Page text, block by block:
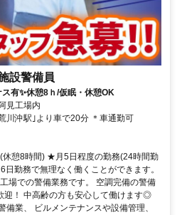
設警備員
有✨休憩8ｈ/仮眠・休憩OK
見工場内
川沖駅｣より車で20分 ＊車通勤可
休憩8時間) ★月5日程度の勤務(24時間勤
勤務で無理なく働くことができます。
場での警備業務です。 空調完備の警備
迎！ 中高齢の方も安心して働けます◎
備業、 ビルメンテナンスや設備管理、